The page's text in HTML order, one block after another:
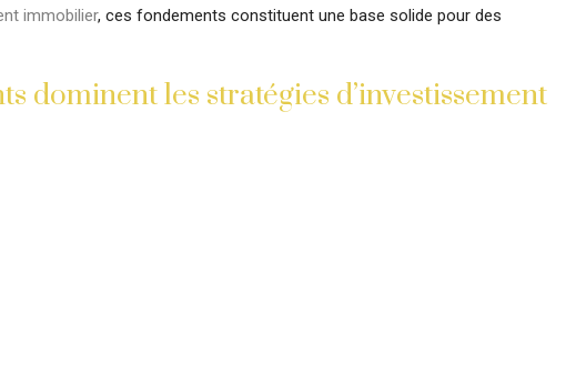
immobilier, ces fondements constituent une base solide pour des
dominent les stratégies d’investissement